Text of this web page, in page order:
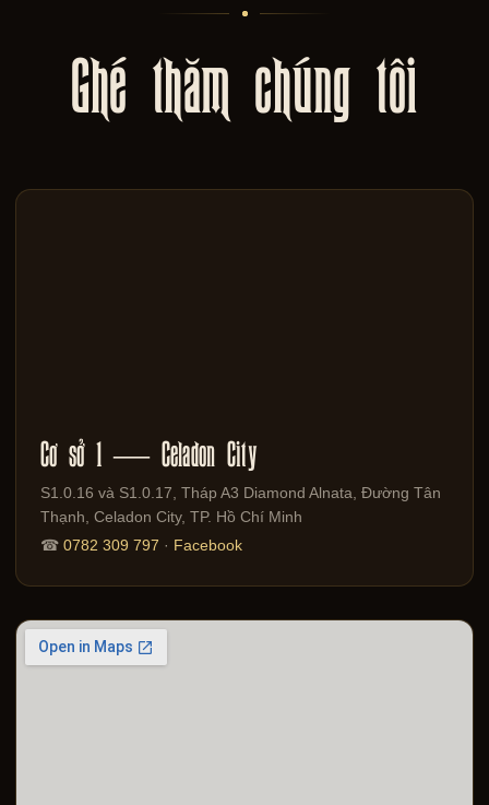
Ghé thăm chúng tôi
Cơ sở 1 — Celadon City
S1.0.16 và S1.0.17, Tháp A3 Diamond Alnata, Đường Tân
Thạnh, Celadon City, TP. Hồ Chí Minh
☎ 0782 309 797 · Facebook